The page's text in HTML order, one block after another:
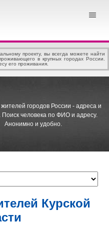
проекту, вы всегда можете найти
в крупных городах России.
его проживания.
городов России - адреса и
Поиск человека по ФИО и адресу.
Анонимно и удобно.
Курской